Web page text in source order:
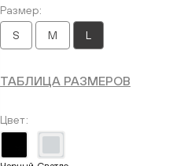
Размер
S
M L
ТАБЛИЦА РАЗМЕРОВ
Цвет